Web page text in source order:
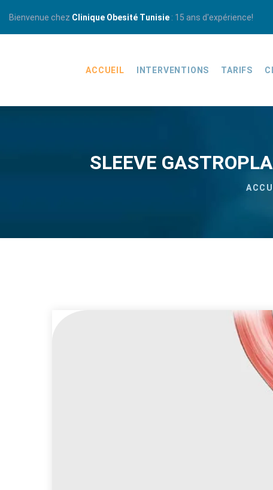
Bienvenue chez Clinique Obesité Tunisie : 15 ans d'expérience!
ACCUEIL INTERVENTIONS TARIFS
SLEEVE